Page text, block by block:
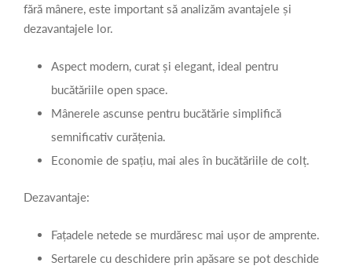
fără mânere, este important să analizăm avantajele și
dezavantajele lor.
Aspect modern, curat și elegant, ideal pentru
bucătăriile open space.
Mânerele ascunse pentru bucătărie simplifică
semnificativ curățenia.
Economie de spațiu, mai ales în bucătăriile de colț.
Dezavantaje:
Fațadele netede se murdăresc mai ușor de amprente.
Sertarele cu deschidere prin apăsare se pot deschide